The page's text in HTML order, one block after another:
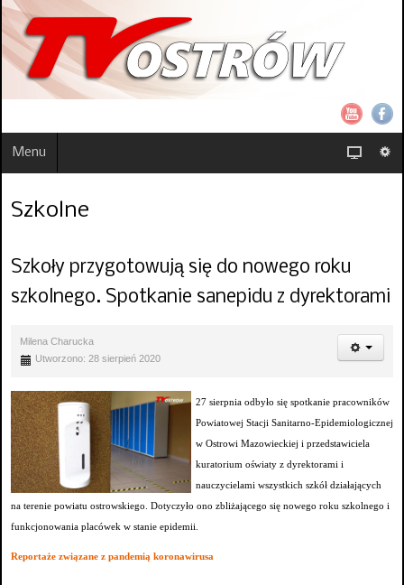
Menu
Szkolne
Szkoły przygotowują się do nowego roku
szkolnego. Spotkanie sanepidu z dyrektorami
Milena Charucka
Utworzono: 28 sierpień 2020
27 sierpnia odbyło się spotkanie pracowników
Powiatowej Stacji Sanitarno-Epidemiologicznej
w Ostrowi Mazowieckiej i przedstawiciela
kuratorium oświaty z dyrektorami i
nauczycielami wszystkich szkół działających
na terenie powiatu ostrowskiego. Dotyczyło ono zbliżającego się nowego roku szkolnego i
funkcjonowania placówek w stanie epidemii.
Reportaże związane z pandemią koronawirusa